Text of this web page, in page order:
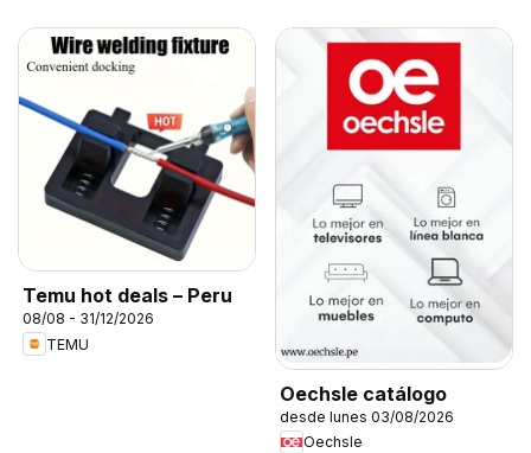
Temu hot deals – Peru
08/08 - 31/12/2026
TEMU
Oechsle catálogo
desde lunes 03/08/2026
Oechsle